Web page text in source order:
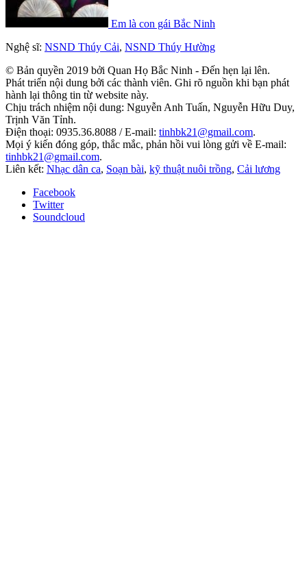
Em là con gái Bắc Ninh
Nghệ sĩ: NSND Thúy Cải, NSND Thúy Hường
© Bản quyền 2019 bởi Quan Họ Bắc Ninh - Đến hẹn lại lên.
Phát triển nội dung bởi các thành viên. Ghi rõ nguồn khi bạn phát
hành lại thông tin từ website này.
Chịu trách nhiệm nội dung: Nguyễn Anh Tuấn, Nguyễn Hữu Duy,
Trịnh Văn Tỉnh.
Điện thoại: 0935.36.8088 / E-mail: tinhbk21@gmail.com.
Mọi ý kiến đóng góp, thắc mắc, phản hồi vui lòng gửi về E-mail:
tinhbk21@gmail.com.
Liên kết: Nhạc dân ca, Soạn bài, kỹ thuật nuôi trồng, Cải lương
Facebook
Twitter
Soundcloud